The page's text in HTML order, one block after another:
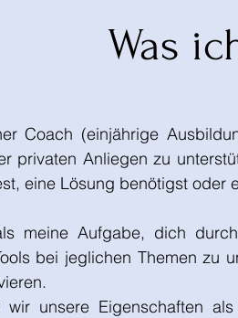
Was
Coach (einjährige
privaten Anliegen zu
eine Lösung benötigst oder
meine Aufgabe, dich
bei jeglichen Themen zu
wir unsere Eigenschaften